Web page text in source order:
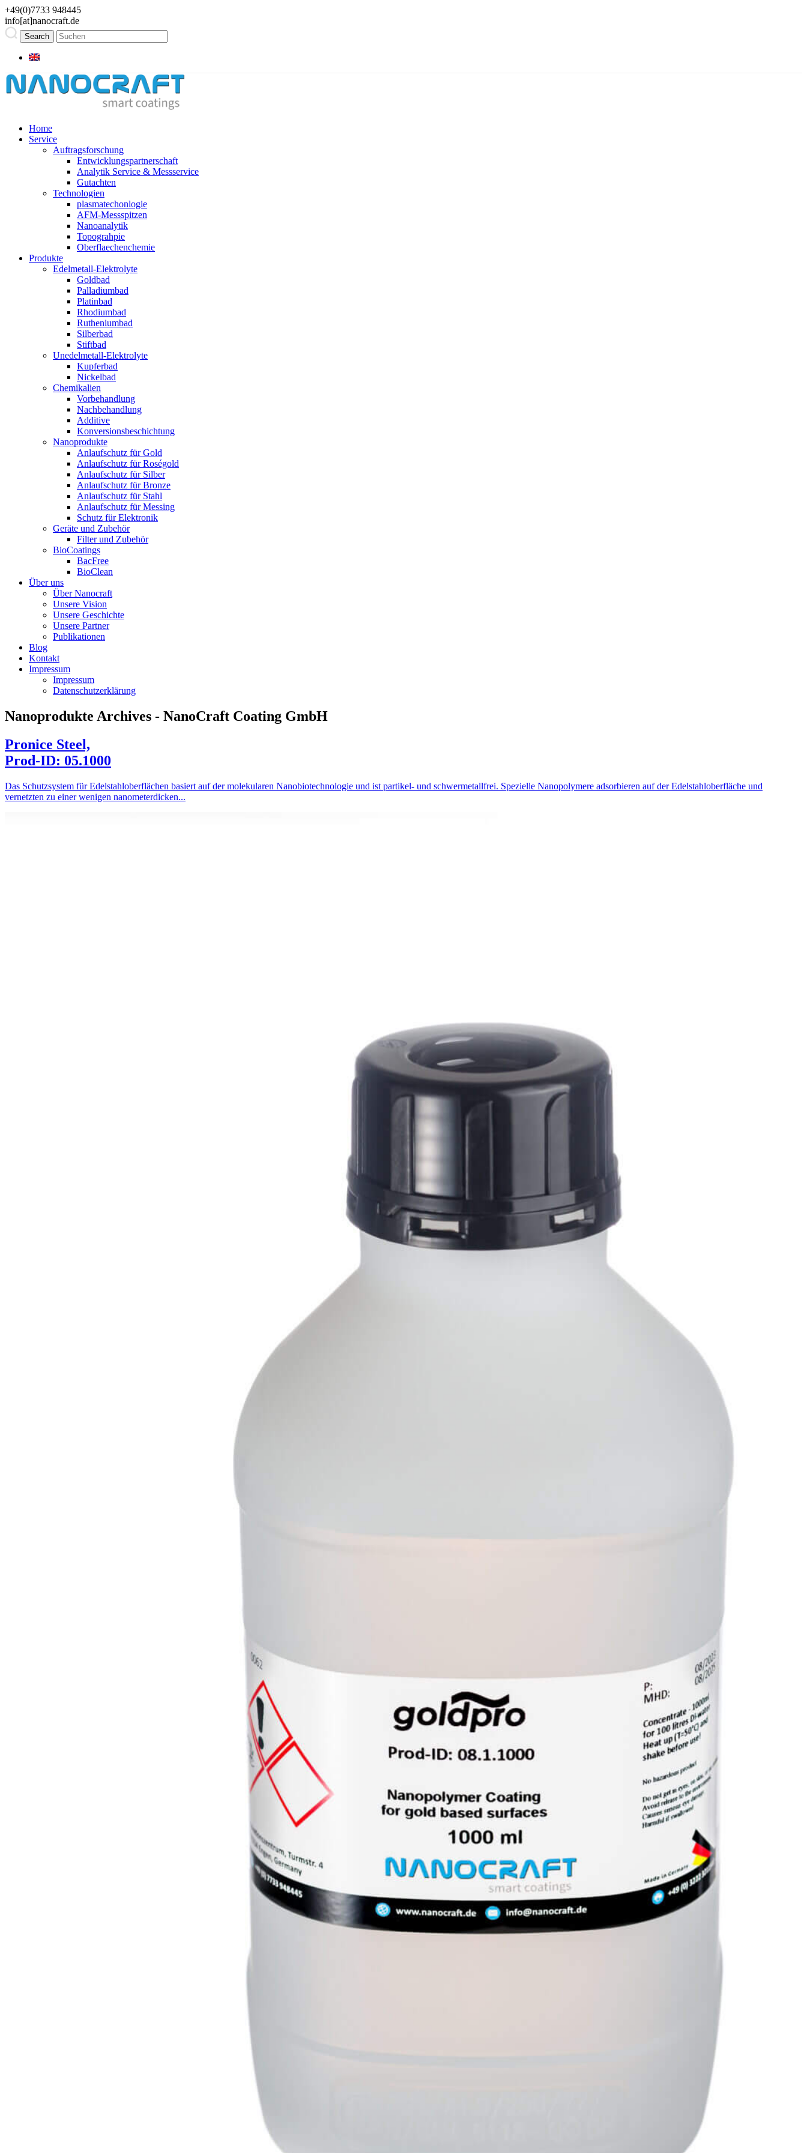
+49(0)7733 948445
info[at]nanocraft.de
Home
Service
Auftragsforschung
Entwicklungspartnerschaft
Analytik Service & Messservice
Gutachten
Technologien
plasmatechonlogie
AFM-Messspitzen
Nanoanalytik
Topograhpie
Oberflaechenchemie
Produkte
Edelmetall-Elektrolyte
Goldbad
Palladiumbad
Platinbad
Rhodiumbad
Rutheniumbad
Silberbad
Stiftbad
Unedelmetall-Elektrolyte
Kupferbad
Nickelbad
Chemikalien
Vorbehandlung
Nachbehandlung
Additive
Konversionsbeschichtung
Nanoprodukte
Anlaufschutz für Gold
Anlaufschutz für Roségold
Anlaufschutz für Silber
Anlaufschutz für Bronze
Anlaufschutz für Stahl
Anlaufschutz für Messing
Schutz für Elektronik
Geräte und Zubehör
Filter und Zubehör
BioCoatings
BacFree
BioClean
Über uns
Über Nanocraft
Unsere Vision
Unsere Geschichte
Unsere Partner
Publikationen
Blog
Kontakt
Impressum
Impressum
Datenschutzerklärung
Nanoprodukte Archives - NanoCraft Coating GmbH
Pronice Steel,
Prod-ID: 05.1000
Das Schutzsystem für Edelstahloberflächen basiert auf der molekularen Nanobiotechnologie und ist partikel- und schwermetallfrei. Spezielle Nanopolymere adsorbieren auf der Edelstahloberfläche und
vernetzten zu einer wenigen nanometerdicken...